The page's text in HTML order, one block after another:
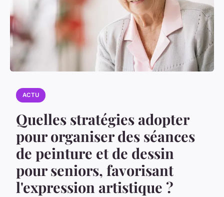
ACTU
Quelles stratégies adopter
pour organiser des séances
de peinture et de dessin
pour seniors, favorisant
l'expression artistique ?